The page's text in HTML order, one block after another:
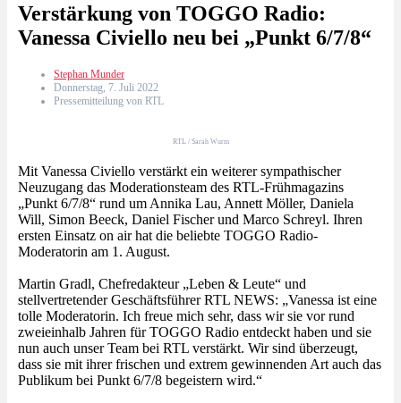
Verstärkung von TOGGO Radio:
Vanessa Civiello neu bei „Punkt 6/7/8“
Stephan Munder
Donnerstag, 7. Juli 2022
Pressemitteilung von RTL
RTL / Sarah Wurm
Mit Vanessa Civiello verstärkt ein weiterer sympathischer
Neuzugang das Moderationsteam des RTL-Frühmagazins
„Punkt 6/7/8“ rund um Annika Lau, Annett Möller, Daniela
Will, Simon Beeck, Daniel Fischer und Marco Schreyl. Ihren
ersten Einsatz on air hat die beliebte TOGGO Radio-
Moderatorin am 1. August.
Martin Gradl, Chefredakteur „Leben & Leute“ und
stellvertretender Geschäftsführer RTL NEWS: „Vanessa ist eine
tolle Moderatorin. Ich freue mich sehr, dass wir sie vor rund
zweieinhalb Jahren für TOGGO Radio entdeckt haben und sie
nun auch unser Team bei RTL verstärkt. Wir sind überzeugt,
dass sie mit ihrer frischen und extrem gewinnenden Art auch das
Publikum bei Punkt 6/7/8 begeistern wird.“